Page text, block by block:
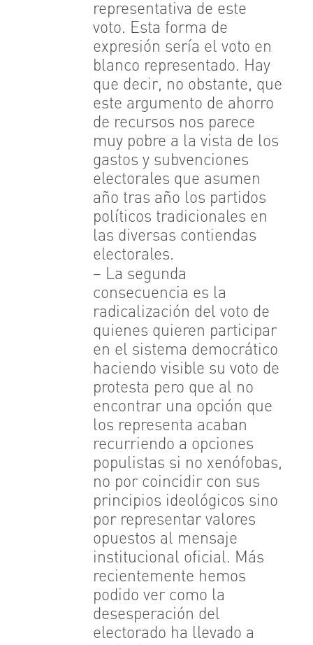
representativa de este
voto. Esta forma de
expresión sería el voto en
blanco representado. Hay
que decir, no obstante, que
este argumento de ahorro
de recursos nos parece
muy pobre a la vista de los
gastos y subvenciones
electorales que asumen
año tras año los partidos
políticos tradicionales en
las diversas contiendas
electorales.
– La segunda
consecuencia es la
radicalización del voto de
quienes quieren participar
en el sistema democrático
haciendo visible su voto de
protesta pero que al no
encontrar una opción que
los representa acaban
recurriendo a opciones
populistas si no xenófobas,
no por coincidir con sus
principios ideológicos sino
por representar valores
opuestos al mensaje
institucional oficial. Más
recientemente hemos
podido ver como la
desesperación del
electorado ha llevado a